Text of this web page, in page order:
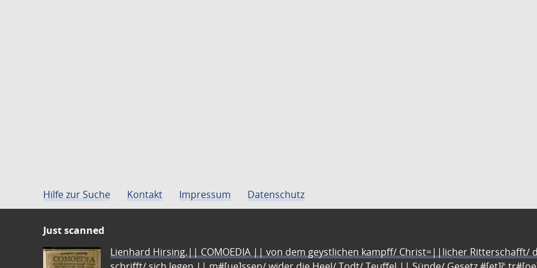
Hilfe zur Suche Kontakt Impressum Datenschutz
Just scanned
Lienhard Hirsing.|| COMOEDIA || von dem geystlichen kampff/ Christ=||licher Ritterschafft/